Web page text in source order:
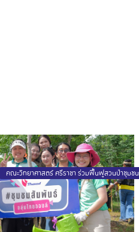
คณะวิทยาศาสตร์ ศรีราชา ร่วมฟื้นฟูสวนป่าชุมช